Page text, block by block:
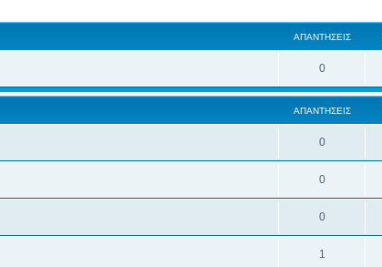
ΑΠΑΝΤΉΣΕΙΣ
0
ΑΠΑΝΤΉΣΕΙΣ
0
0
0
1